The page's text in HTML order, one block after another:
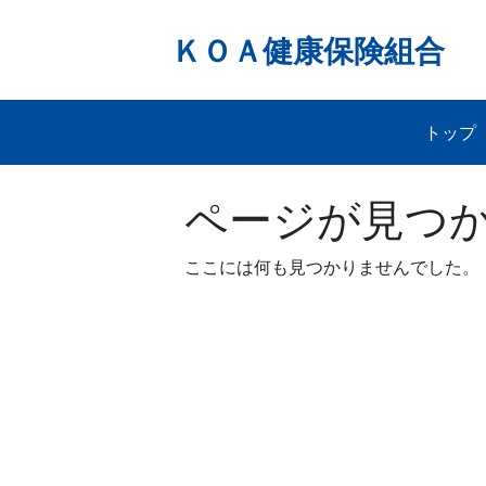
ＫＯＡ健康保険組合
トップ
ページが見つ
ここには何も見つかりませんでした。